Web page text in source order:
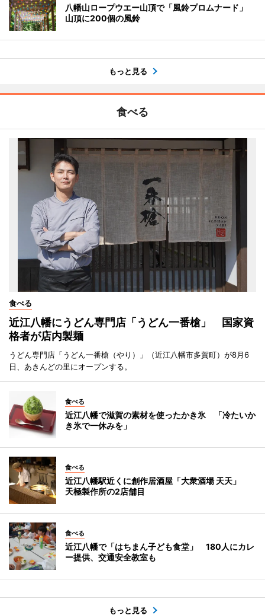
八幡山ロープウエー山頂で「風鈴プロムナード」
山頂に200個の風鈴
もっと見る
食べる
食べる
近江八幡にうどん専門店「うどん一番槍」 国家資
格者が店内製麺
うどん専門店「うどん一番槍（やり）」（近江八幡市多賀町）が8月6
日、あきんどの里にオープンする。
食べる
近江八幡で滋賀の素材を使ったかき氷 「冷たいか
き氷で一休みを」
食べる
近江八幡駅近くに創作居酒屋「大衆酒場 天天」
天極製作所の2店舗目
食べる
近江八幡で「はちまん子ども食堂」 180人にカレ
ー提供、交通安全教室も
もっと見る